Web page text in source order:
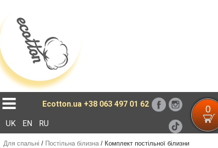
Ecotton.ua +38 063 497 01 62 0
UK EN RU
Для спальні / Постільна білизна/ Комплект постільної білизни